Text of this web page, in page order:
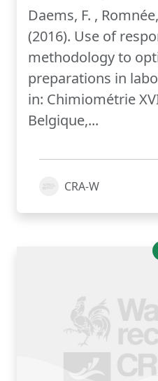
Daems, F. ,
(2016). Use of
methodology to
preparations in
in: Chimiométrie
Belgique,...
CRA-W